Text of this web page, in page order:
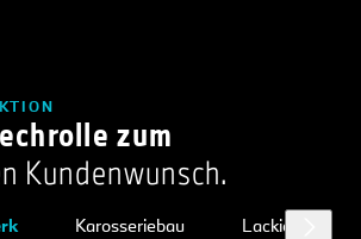
zum
Kundenwunsch.
Karosseriebau Lackiererei